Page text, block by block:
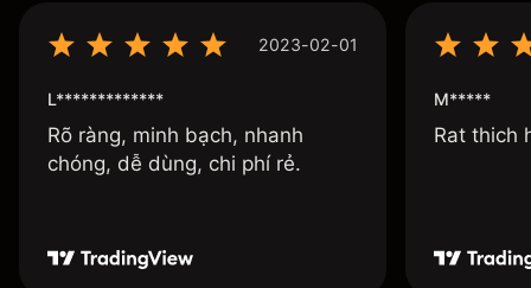
2023-02-01
L*************
Rõ ràng, minh bạch, nhanh
chóng, dễ dùng, chi phí rẻ.
M*****
Rat thich